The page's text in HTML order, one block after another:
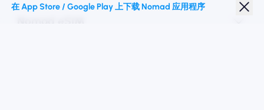
在 App Store / Google Play 上下载 Nomad 应用程序